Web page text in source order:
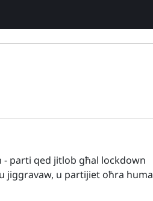
- parti qed jitlob għal lockdown
jiggravaw, u partijiet oħra huma